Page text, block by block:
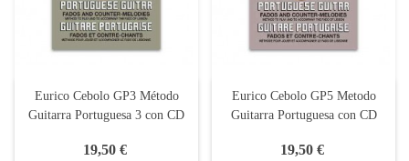
Eurico Cebolo GP3 Método
Guitarra Portuguesa 3 con CD
19,50 €
Eurico Cebolo GP5 Metodo
Guitarra Portuguesa con CD
19,50 €